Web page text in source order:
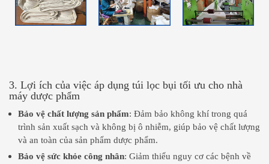
3. Lợi ích của việc áp dụng túi lọc bụi tối ưu cho nhà
máy dược phẩm
Bảo vệ chất lượng sản phẩm: Đảm bảo không khí trong quá
trình sản xuất sạch và không bị ô nhiễm, giúp bảo vệ chất lượng
và an toàn của sản phẩm dược phẩm.
Bảo vệ sức khỏe công nhân: Giảm thiểu nguy cơ các bệnh về